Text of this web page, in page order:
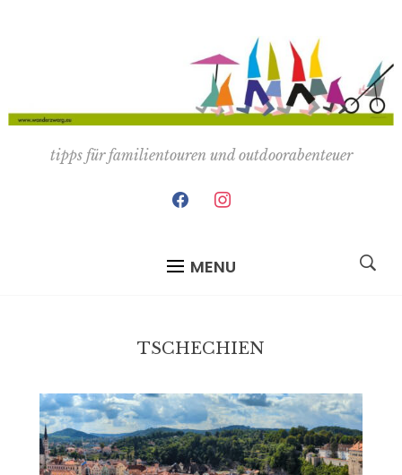
tipps für familientouren und outdoorabenteuer
facebookinstagram
MENU
TSCHECHIEN